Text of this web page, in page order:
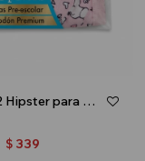
Pack x2 Hipster para niña toddler - Multicolor
$ 339